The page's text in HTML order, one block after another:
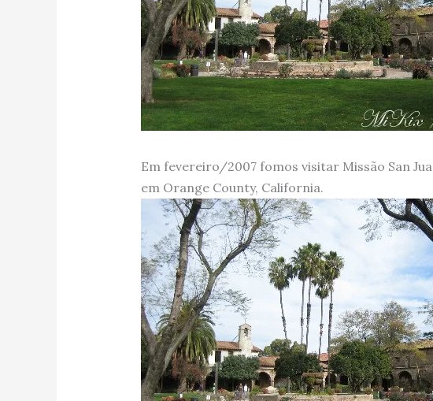
Em fevereiro/2007 fomos visitar Missão San
em Orange County, California.